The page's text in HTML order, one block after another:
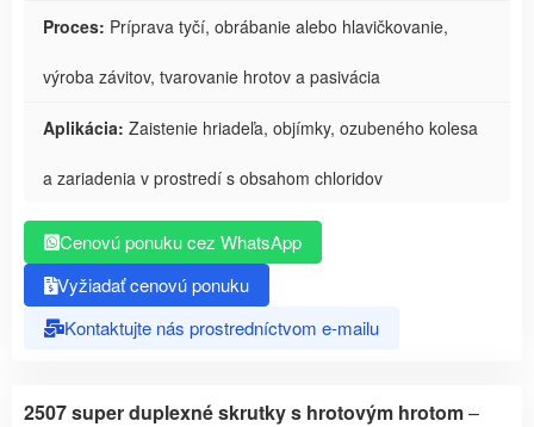
Proces: Príprava tyčí, obrábanie alebo hlavičkovanie,
výroba závitov, tvarovanie hrotov a pasivácia
Aplikácia: Zaistenie hriadeľa, objímky, ozubeného kolesa
a zariadenia v prostredí s obsahom chloridov
Cenovú ponuku cez WhatsApp
Vyžiadať cenovú ponuku
Kontaktujte nás prostredníctvom e-mailu
2507 super duplexné skrutky s hrotovým hrotom–